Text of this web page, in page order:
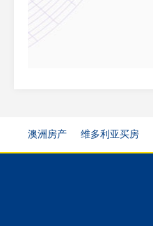
澳洲房产 维多利亚买房